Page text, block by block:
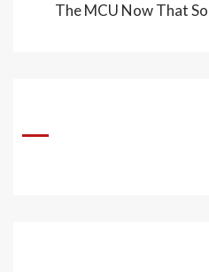
The MCU Now That